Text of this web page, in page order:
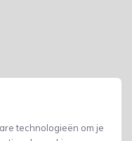
technologieën om je